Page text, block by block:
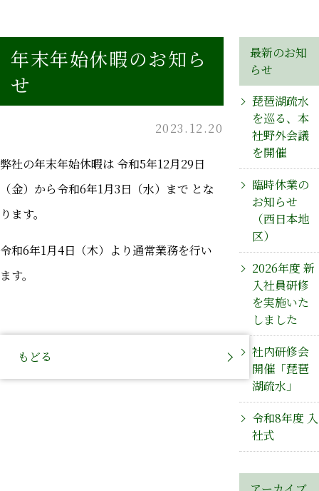
年末年始休暇のお知ら
せ
2023.12.20
弊社の年末年始休暇は 令和5年12月29日
（金）から令和6年1月3日（水）まで とな
ります。
令和6年1月4日（木）より通常業務を行い
ます。
もどる
最新のお知
らせ
琵琶湖疏水
を巡る、本
社野外会議
を開催
臨時休業の
お知らせ
（西日本地
区）
2026年度 新
入社員研修
を実施いた
しました
社内研修会
開催「琵琶
湖疏水」
令和8年度 入
社式